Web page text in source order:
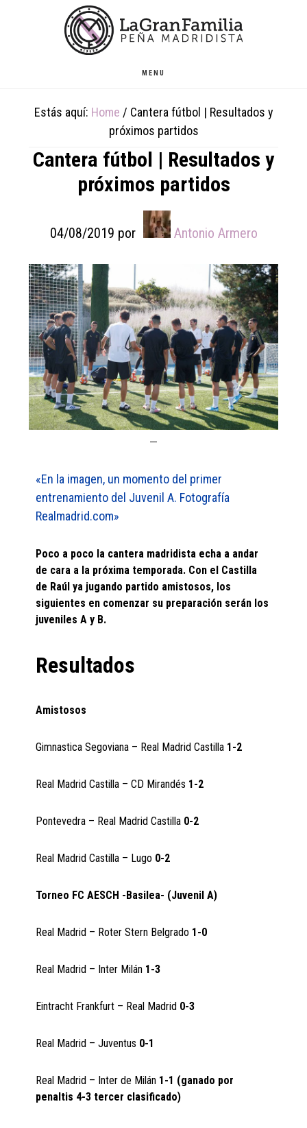
MENU
Estás aquí: Home / Cantera fútbol | Resultados y
próximos partidos
Cantera fútbol | Resultados y
próximos partidos
04/08/2019 por Antonio Armero
«En la imagen, un momento del primer
entrenamiento del Juvenil A. Fotografía
Realmadrid.com»
Poco a poco la cantera madridista echa a andar
de cara a la próxima temporada. Con el Castilla
de Raúl ya jugando partido amistosos, los
siguientes en comenzar su preparación serán los
juveniles A y B.
Resultados
Amistosos
Gimnastica Segoviana – Real Madrid Castilla 1-2
Real Madrid Castilla – CD Mirandés 1-2
Pontevedra – Real Madrid Castilla 0-2
Real Madrid Castilla – Lugo 0-2
Torneo FC AESCH -Basilea- (Juvenil A)
Real Madrid – Roter Stern Belgrado 1-0
Real Madrid – Inter Milán 1-3
Eintracht Frankfurt – Real Madrid 0-3
Real Madrid – Juventus 0-1
Real Madrid – Inter de Milán 1-1 (ganado por
penaltis 4-3 tercer clasificado)